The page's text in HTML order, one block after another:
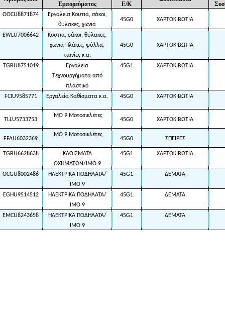
Εμπορεύματος
Ε/Κ
OOCU8871874
Εργαλεία Κουτιά, σάκοι,
θύλακες, χωνιά
45G0 ΧΑΡΤΟΚΙΒΩΤΙΑ
EWLU7006642
Κουτιά, σάκοι, θύλακες,
χωνιά Πλάκες, φύλλα,
ταινίες κ.α.
45G0 ΧΑΡΤΟΚΙΒΩΤΙΑ
TGBU8751019
Εργαλεία
Τεχνουργήματα από
πλαστικό
45G1 ΧΑΡΤΟΚΙΒΩΤΙΑ
FCIU9585771 Εργαλεία Καθίσματα κ.α. 45G0 ΧΑΡΤΟΚΙΒΩΤΙΑ
TLLU5733753
IMO 9 Μοτοσικλέτες
45G0 ΧΑΡΤΟΚΙΒΩΤΙΑ
FFAU6032369
IMO 9 Μοτοσικλέτες
45G0 ΣΠΕΙΡΕΣ
TGBU6628638
ΚΑΘΙΣΜΑΤΑ
ΟΧΗΜΑΤΩΝ/ΙΜΟ 9
45G1 ΧΑΡΤΟΚΙΒΩΤΙΑ
OCGU8002486
ΗΛΕΚΤΡΙΚΑ ΠΟΔΗΛΑΤΑ/
ΙΜΟ 9
45G1 ΔΕΜΑΤΑ
EGHU9514512
ΗΛΕΚΤΡΙΚΑ ΠΟΔΗΛΑΤΑ/
ΙΜΟ 9
45G1 ΔΕΜΑΤΑ
EMCU8243658
ΗΛΕΚΤΡΙΚΑ ΠΟΔΗΛΑΤΑ/
ΙΜΟ 9
45G1 ΔΕΜΑΤΑ